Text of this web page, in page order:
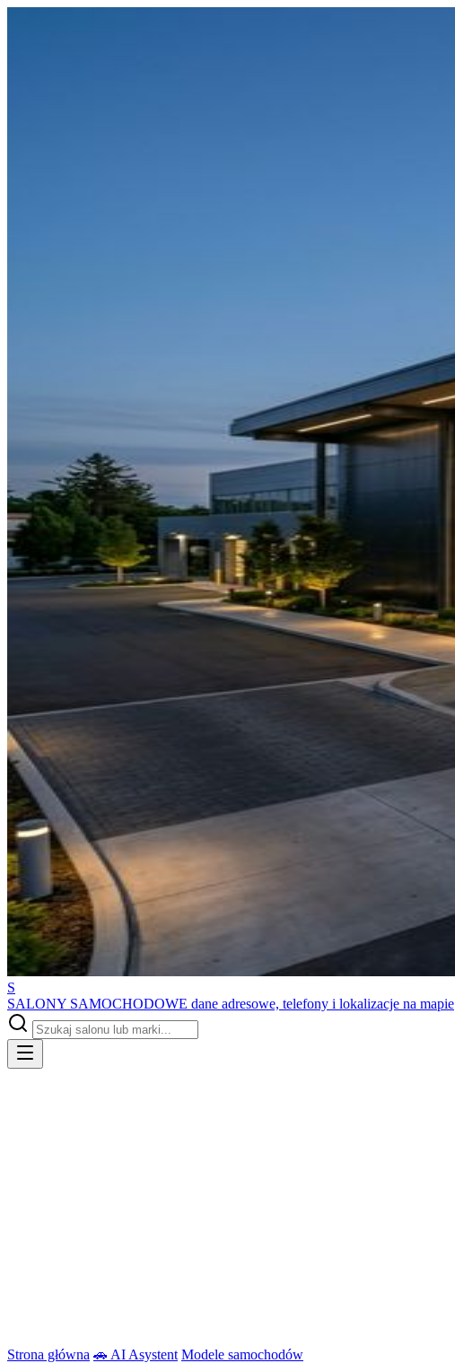
S
SALONY SAMOCHODOWE dane adresowe, telefony i lokalizacje na mapie
Strona główna 🚗 AI Asystent Modele samochodów